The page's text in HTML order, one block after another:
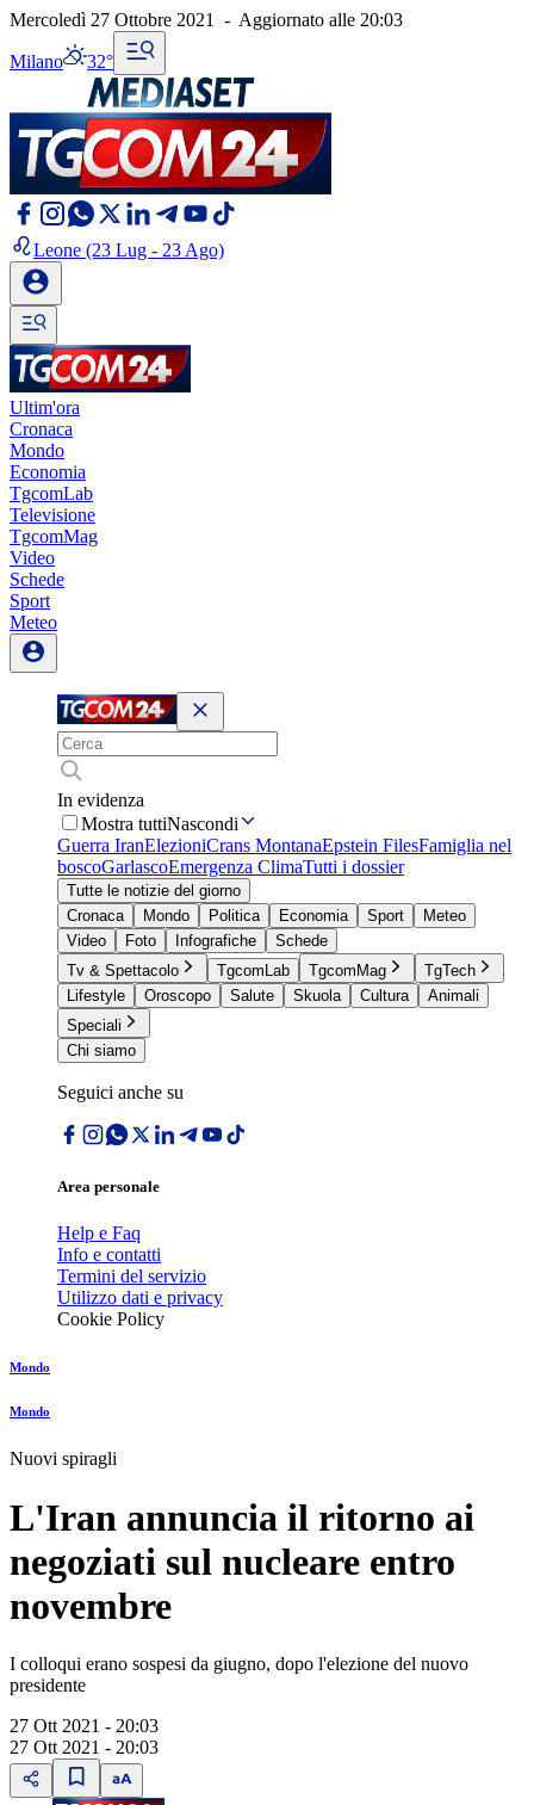
Mercoledì 27 Ottobre 2021 - Aggiornato alle 20:03
Milano 32°
Leone (23 Lug - 23 Ago)
Ultim'ora
Cronaca
Mondo
Economia
TgcomLab
Televisione
TgcomMag
Video
Schede
Sport
Meteo
In evidenza
Mostra tuttiNascondi
Guerra IranElezioniCrans MontanaEpstein FilesFamiglia nel
boscoGarlascoEmergenza ClimaTutti i dossier
Tutte le notizie del giorno
Cronaca
Mondo Politica Economia Sport
Meteo
Video
Foto Infografiche
Schede
Tv & Spettacolo
TgcomLab TgcomMag
TgTech
Lifestyle
Oroscopo Salute Skuola Cultura
Animali
Speciali
Chi siamo
Seguici anche su
Area personale
Help e Faq
Info e contatti
Termini del servizio
Utilizzo dati e privacy
Cookie Policy
Mondo
Mondo
Nuovi spiragli
L'Iran annuncia il ritorno ai
negoziati sul nucleare entro
novembre
I colloqui erano sospesi da giugno, dopo l'elezione del nuovo
presidente
27 Ott 2021 - 20:03
27 Ott 2021 - 20:03